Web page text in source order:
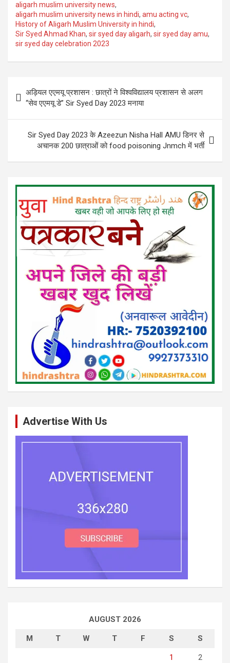
aligarh muslim university news,
aligarh muslim university news in hindi, amu acting vc,
History of Aligarh Muslim University in hindi,
Sir Syed Ahmad Khan, sir syed day aligarh, sir syed day amu,
sir syed day celebration 2023
Post
navigation
अड़ियल एएमयू प्रशासन : छात्रों ने विश्वविद्यालय प्रशासन से अलग
“सेव एएमयू डे” Sir Syed Day 2023 मनाया
Sir Syed Day 2023 के Azeezun Nisha Hall AMU डिनर से
अचानक 200 छात्राओं को food poisoning Jnmch में भर्ती
Advertise With Us
AUGUST 2026
M T W T F S S
1 2